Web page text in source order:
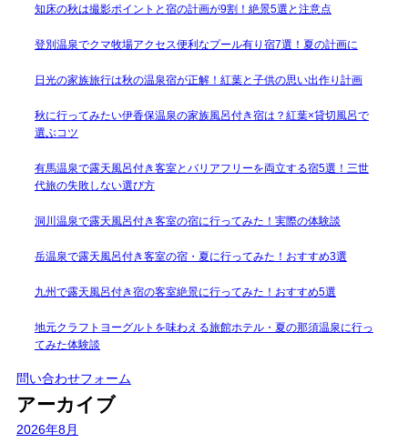
知床の秋は撮影ポイントと宿の計画が9割！絶景5選と注意点
登別温泉でクマ牧場アクセス便利なプール有り宿7選！夏の計画に
日光の家族旅行は秋の温泉宿が正解！紅葉と子供の思い出作り計画
秋に行ってみたい伊香保温泉の家族風呂付き宿は？紅葉×貸切風呂で
選ぶコツ
有馬温泉で露天風呂付き客室とバリアフリーを両立する宿5選！三世
代旅の失敗しない選び方
洞川温泉で露天風呂付き客室の宿に行ってみた！実際の体験談
岳温泉で露天風呂付き客室の宿・夏に行ってみた！おすすめ3選
九州で露天風呂付き宿の客室絶景に行ってみた！おすすめ5選
地元クラフトヨーグルトを味わえる旅館ホテル・夏の那須温泉に行っ
てみた体験談
問い合わせフォーム
アーカイブ
2026年8月